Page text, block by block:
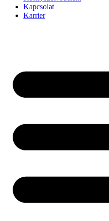
Kapcsolat
Karrier